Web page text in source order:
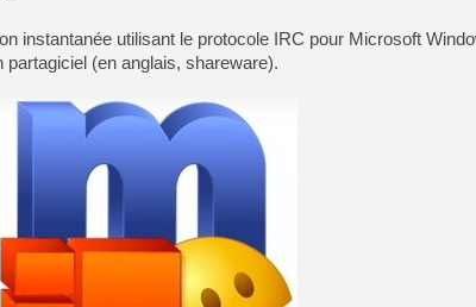
[GK] Beast of
[GK] Ubisoft : fin de partie
[GK] Mémoire cash -
[GK] Dan Houser (GTA)
[GK] Comment EA Sports
[GK] Crimson Moon : un
[GK] Isle of Reveries : le
[GK] Moonlighter 2 : The
[GK] Capcom relance
[Mo5] Deux inédits du
[GK] Le beat'em up The
[GK] Endless Legend 2 :
instantanée utilisant le protocole IRC pour Microsoft
(en anglais, shareware).